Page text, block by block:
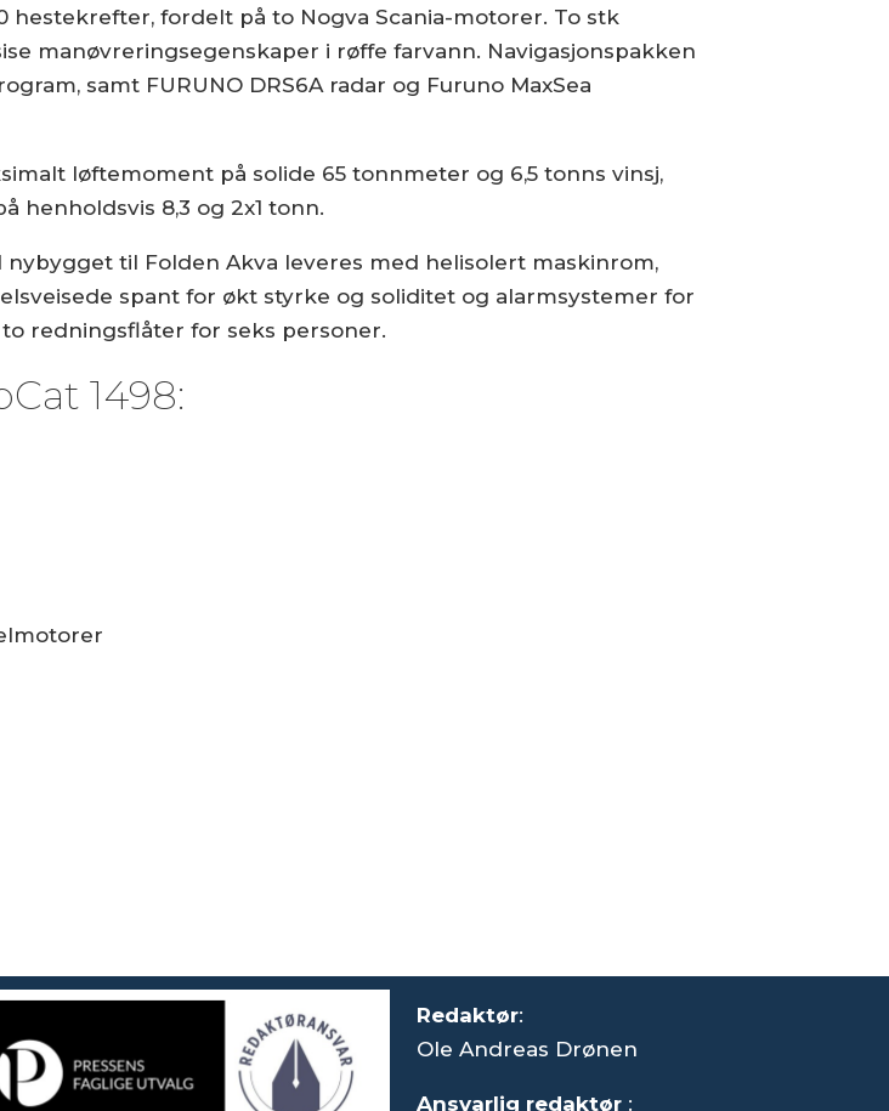
fordelt på to Nogva Scania-motorer. To stk
manøvreringsegenskaper i røffe farvann. Navigasjonspakken
samt FURUNO DRS6A radar og Furuno MaxSea
løftemoment på solide 65 tonnmeter og 6,5 tonns vinsj,
henholdsvis 8,3 og 2x1 tonn.
til Folden Akva leveres med helisolert maskinrom,
spant for økt styrke og soliditet og alarmsystemer for
redningsflåter for seks personer.
1498:
Redaktør:
Ole Andreas Drønen
Ansvarlig redaktør :